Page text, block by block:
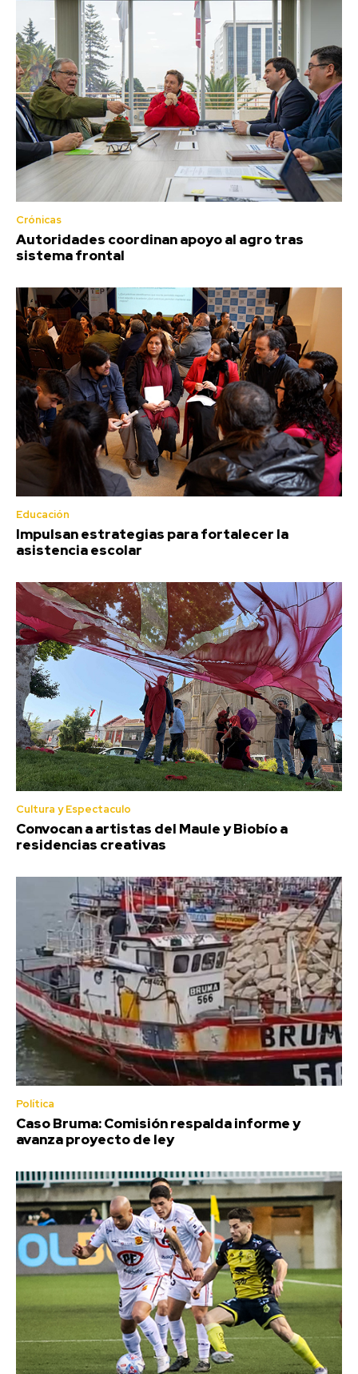
Crónicas
Autoridades coordinan apoyo al agro tras
sistema frontal
Educación
Impulsan estrategias para fortalecer la
asistencia escolar
Cultura y Espectaculo
Convocan a artistas del Maule y Biobío a
residencias creativas
Política
Caso Bruma: Comisión respalda informe y
avanza proyecto de ley